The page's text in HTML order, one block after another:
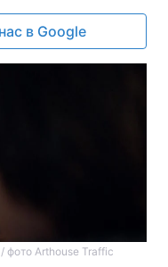
в Google
фото Arthouse Traffic